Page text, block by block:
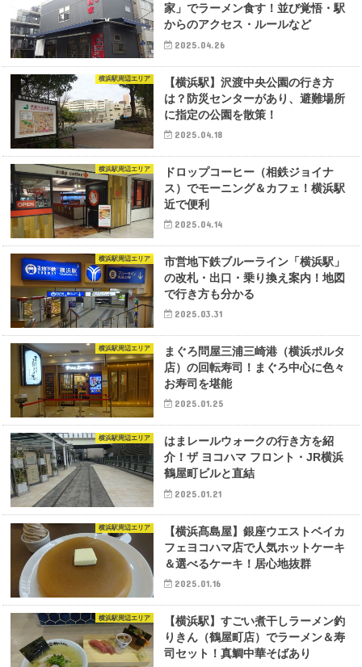
家」でラーメン食す！並び覚悟・駅
からのアクセス・ルールなど
2025.04.26
横浜駅周辺エリア
【横浜駅】沢渡中央公園の行き方
は？防災センターがあり、避難場所
に指定の公園を散策！
2025.04.18
横浜駅周辺エリア
ドロップコーヒー（相鉄ジョイナ
ス）でモーニング＆カフェ！横浜駅
近で便利
2025.04.14
横浜駅周辺エリア
市営地下鉄ブルーライン「横浜駅」
の改札・出口・乗り換え案内！地図
で行き方も分かる
2025.03.31
横浜駅周辺エリア
まぐろ問屋三浦三崎港（横浜ポルタ
店）の回転寿司！まぐろ中心に色々
お寿司を堪能
2025.01.25
横浜駅周辺エリア
はまレールウォークの行き方を紹
介！ザ ヨコハマ フロント・JR横浜
鶴屋町ビルと直結
2025.01.21
横浜駅周辺エリア
【横浜髙島屋】銀座ウエストベイカ
フェヨコハマ店で人気ホットケーキ
＆選べるケーキ！居心地抜群
2025.01.16
横浜駅周辺エリア
【横浜駅】すごい煮干しラーメン釣
りきん（鶴屋町店）でラーメン＆寿
司セット！真鯛中華そばあり